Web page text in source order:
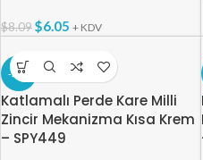
$8.09$6.05 + KDV
-25%
Katlamalı Perde Kare Milli
Zincir Mekanizma Kısa Krem
– SPY449